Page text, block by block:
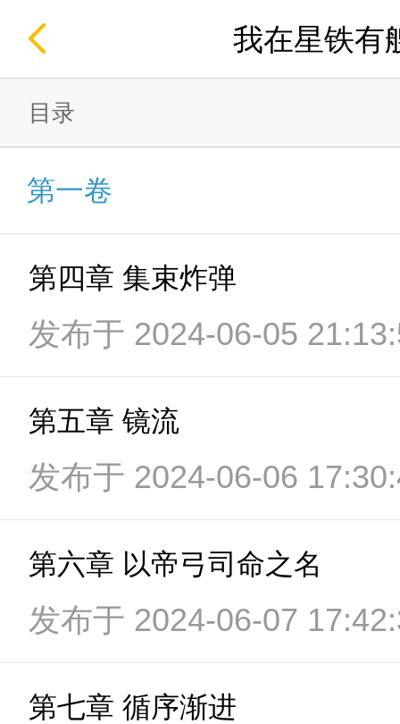
我在星铁有
目录
第一卷
第四章 集束炸弹
发布于 2024-06-05
第五章 镜流
发布于 2024-06-06
第六章 以帝弓司命之名
发布于 2024-06-07
第七章 循序渐进